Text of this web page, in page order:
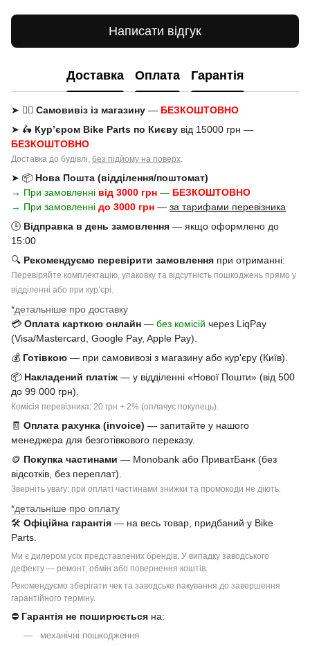
Написати відгук
Доставка Оплата Гарантія
➤ 🚶‍♂️ Самовивіз із магазину — БЕЗКОШТОВНО
➤ 🛵 Кур’єром Bike Parts по Києву від 15000 грн —
БЕЗКОШТОВНО
Доставка до будівлі, без підйому на поверх.
➤ 📦 Нова Пошта (відділення/поштомат)
→ При замовленні від 3000 грн — БЕЗКОШТОВНО
→ При замовленні до 3000 грн — за тарифами перевізника
🕒 Відправка в день замовлення — якщо оформлено до
15:00
🔍 Рекомендуємо перевірити замовлення при отриманні:
Перевіряйте комплектацію, упаковку та відсутність пошкоджень прямо у
відділенні або при курʼєрі.
*детальніше про доставку
💳 Оплата карткою онлайн — без комісій через LiqPay
(Visa/Mastercard, Google Pay, Apple Pay).
💰 Готівкою — при самовивозі з магазину або кур'єру (Київ).
📦 Накладений платіж — у відділенні «Нової Пошти» (від 500
до 99 000 грн).
Комісія перевізника: 20 грн + 2% (оплачує покупець).
🧾 Оплата рахунка (invoice) — запитайте у нашого
менеджера для безготівкового переказу.
🪙 Покупка частинами — Monobank або ПриватБанк (без
відсотків, без переплат).
Зверніть увагу: при оплаті частинами знижки та промокоди не діють.
*детальніше про оплату
🛠 Офіційна гарантія — на весь товар, придбаний у Bike
Parts.
Ми є дилером усіх представлених брендів. У випадку заводського
дефекту — ремонт, обмін або повернення коштів.
Рекомендуємо зберігати чек та заводське пакування до завершення
гарантійного терміну.
⛔ Гарантія не поширюється на:
механічні пошкодження